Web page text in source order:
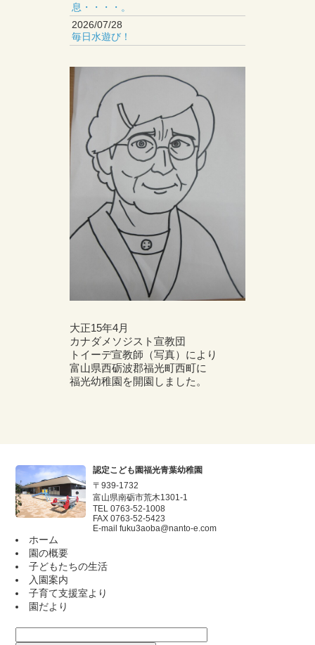
息・・・・。
2026/07/28
毎日水遊び！
大正15年4月
カナダメソジスト宣教団
トイーデ宣教師（写真）により
富山県西砺波郡福光町西町に
福光幼稚園を開園しました。
認定こども園福光青葉幼稚園
〒939-1732
富山県南砺市荒木1301-1
TEL 0763-52-1008
FAX 0763-52-5423
E-mail fuku3aoba@nanto-e.com
ホーム
園の概要
子どもたちの生活
入園案内
子育て支援室より
園だより